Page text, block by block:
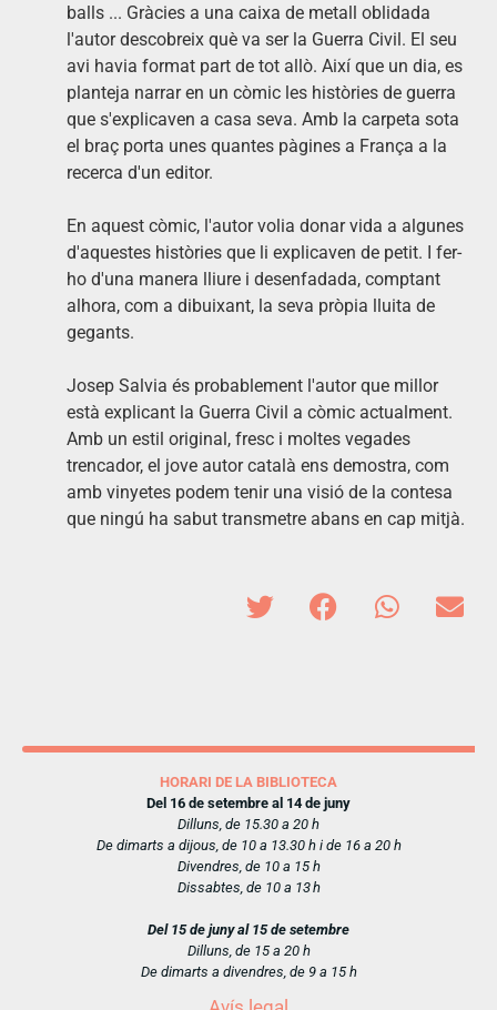
balls ... Gràcies a una caixa de metall oblidada
l'autor descobreix què va ser la Guerra Civil. El seu
avi havia format part de tot allò. Així que un dia, es
planteja narrar en un còmic les històries de guerra
que s'explicaven a casa seva. Amb la carpeta sota
el braç porta unes quantes pàgines a França a la
recerca d'un editor.
En aquest còmic, l'autor volia donar vida a algunes
d'aquestes històries que li explicaven de petit. I fer-
ho d'una manera lliure i desenfadada, comptant
alhora, com a dibuixant, la seva pròpia lluita de
gegants.
Josep Salvia és probablement l'autor que millor
està explicant la Guerra Civil a còmic actualment.
Amb un estil original, fresc i moltes vegades
trencador, el jove autor català ens demostra, com
amb vinyetes podem tenir una visió de la contesa
que ningú ha sabut transmetre abans en cap mitjà.
HORARI DE LA BIBLIOTECA
Del 16 de setembre al 14 de juny
Dilluns, de 15.30 a 20 h
De dimarts a dijous, de 10 a 13.30 h i de 16 a 20 h
Divendres, de 10 a 15 h
Dissabtes, de 10 a 13 h
Del 15 de juny al 15 de setembre
Dilluns, de 15 a 20 h
De dimarts a divendres, de 9 a 15 h